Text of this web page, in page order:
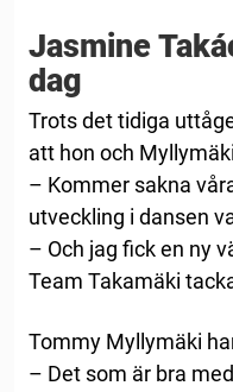
Jasmine
dag
Trots det tidiga
att hon och
– Kommer sakna
utveckling i dansen
– Och jag fick en ny
Team Takamäki
Tommy Myllymäki
– Det som är bra